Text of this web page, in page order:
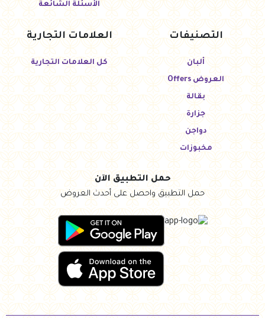
الأسئلة الشائعة
التصنيفات
ألبان
العروض Offers
بقالة
جزارة
دواجن
مخبوزات
العلامات التجارية
كل العلامات التجارية
حمل التطبيق الآن
حمل التطبيق واحصل على أحدث العروض